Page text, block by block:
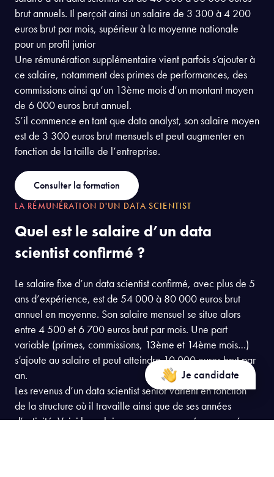
Je candidate
Le salaire des data scientists est considéré comme l’un des
plus lucratifs du secteur technologique. Cela s’explique
par la place centrale et l’importance que prend ce
professionnel en entreprise. Ainsi, en début de carrière, le
salaire d’un data scientist est de 40 000 à 50 000 euros
brut annuels. Il perçoit ainsi un salaire de 3 300 à 4 200
euros brut par mois, supérieur à la moyenne nationale
pour un profil junior
Une rémunération supplémentaire vient parfois s’ajouter à
ce salaire, notamment des primes de performances, des
commissions ainsi qu’un 13ème mois d’un montant moyen
de 6 000 euros brut annuel.
S’il commence en tant que data analyst, son salaire moyen
est de 3 300 euros brut mensuels et peut augmenter en
fonction de la taille de l’entreprise.
Consulter la formation
LA RÉMUNÉRATION D'UN DATA SCIENTIST
Quel est le salaire d’un data
scientist confirmé ?
Le salaire fixe d’un data scientist confirmé, avec plus de 5
ans d’expérience, est de 54 000 à 80 000 euros brut
annuel en moyenne. Son salaire mensuel se situe alors
entre 4 500 et 6 700 euros brut par mois. Une part
variable (primes, commissions, 13ème et 14ème mois…)